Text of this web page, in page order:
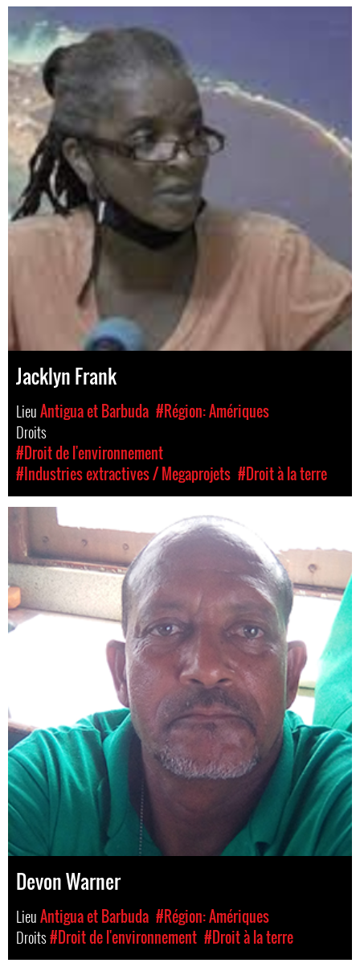
Jacklyn Frank
LieuAntigua et Barbuda #Région: Amériques
Droits
#Droit de l'environnement
#Industries extractives / Megaprojets #Droit à la terre
Devon Warner
LieuAntigua et Barbuda #Région: Amériques
Droits#Droit de l'environnement #Droit à la terre